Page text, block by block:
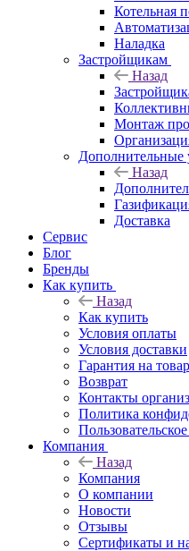
Котельная
Наладка
Застройщикам
Назад
Монтаж
Дополнительные
Назад
Доставка
Сервис
Блог
Бренды
Как купить
Назад
Как купить
Условия оплаты
Условия доставки
Гарантия на товар
Возврат
Контакты
Политика
Компания
Назад
Компания
О компании
Новости
Отзывы
Сертификаты и